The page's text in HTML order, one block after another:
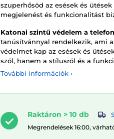
szuperhősöd az esések és
megjelenést és funkcionalitást
Katonai szintű védelem a
tanúsítvánnyal rendelkezik, ami
védelmet kap az esések és
szól, hanem a stílusról és a
További információk ›
Raktáron > 10 db
Megrendelések 16:00,